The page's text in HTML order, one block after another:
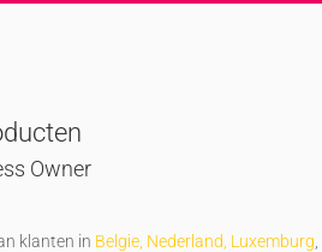
Owner
klanten in Belgie, Nederland, Luxemburg